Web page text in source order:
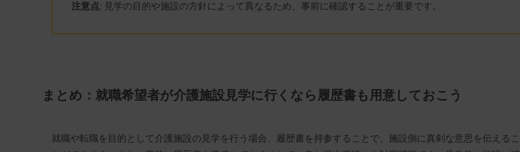
注意点: 見学の目的や施設の方針によって異なるため、事前に確認することが重要です。
まとめ：就職希望者が介護施設見学に行くなら履歴書も用意しておこう
就職や転職を目的として介護施設の見学を行う場合、履歴書を持参することで、施設側に真剣な意思を伝えるこ